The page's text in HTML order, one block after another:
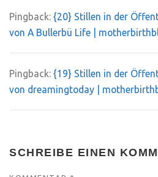
Pingback: {20} Stillen in der
von A Bullerbü Life |
Pingback: {19} Stillen in der
von dreamingtoday |
SCHREIBE EINEN